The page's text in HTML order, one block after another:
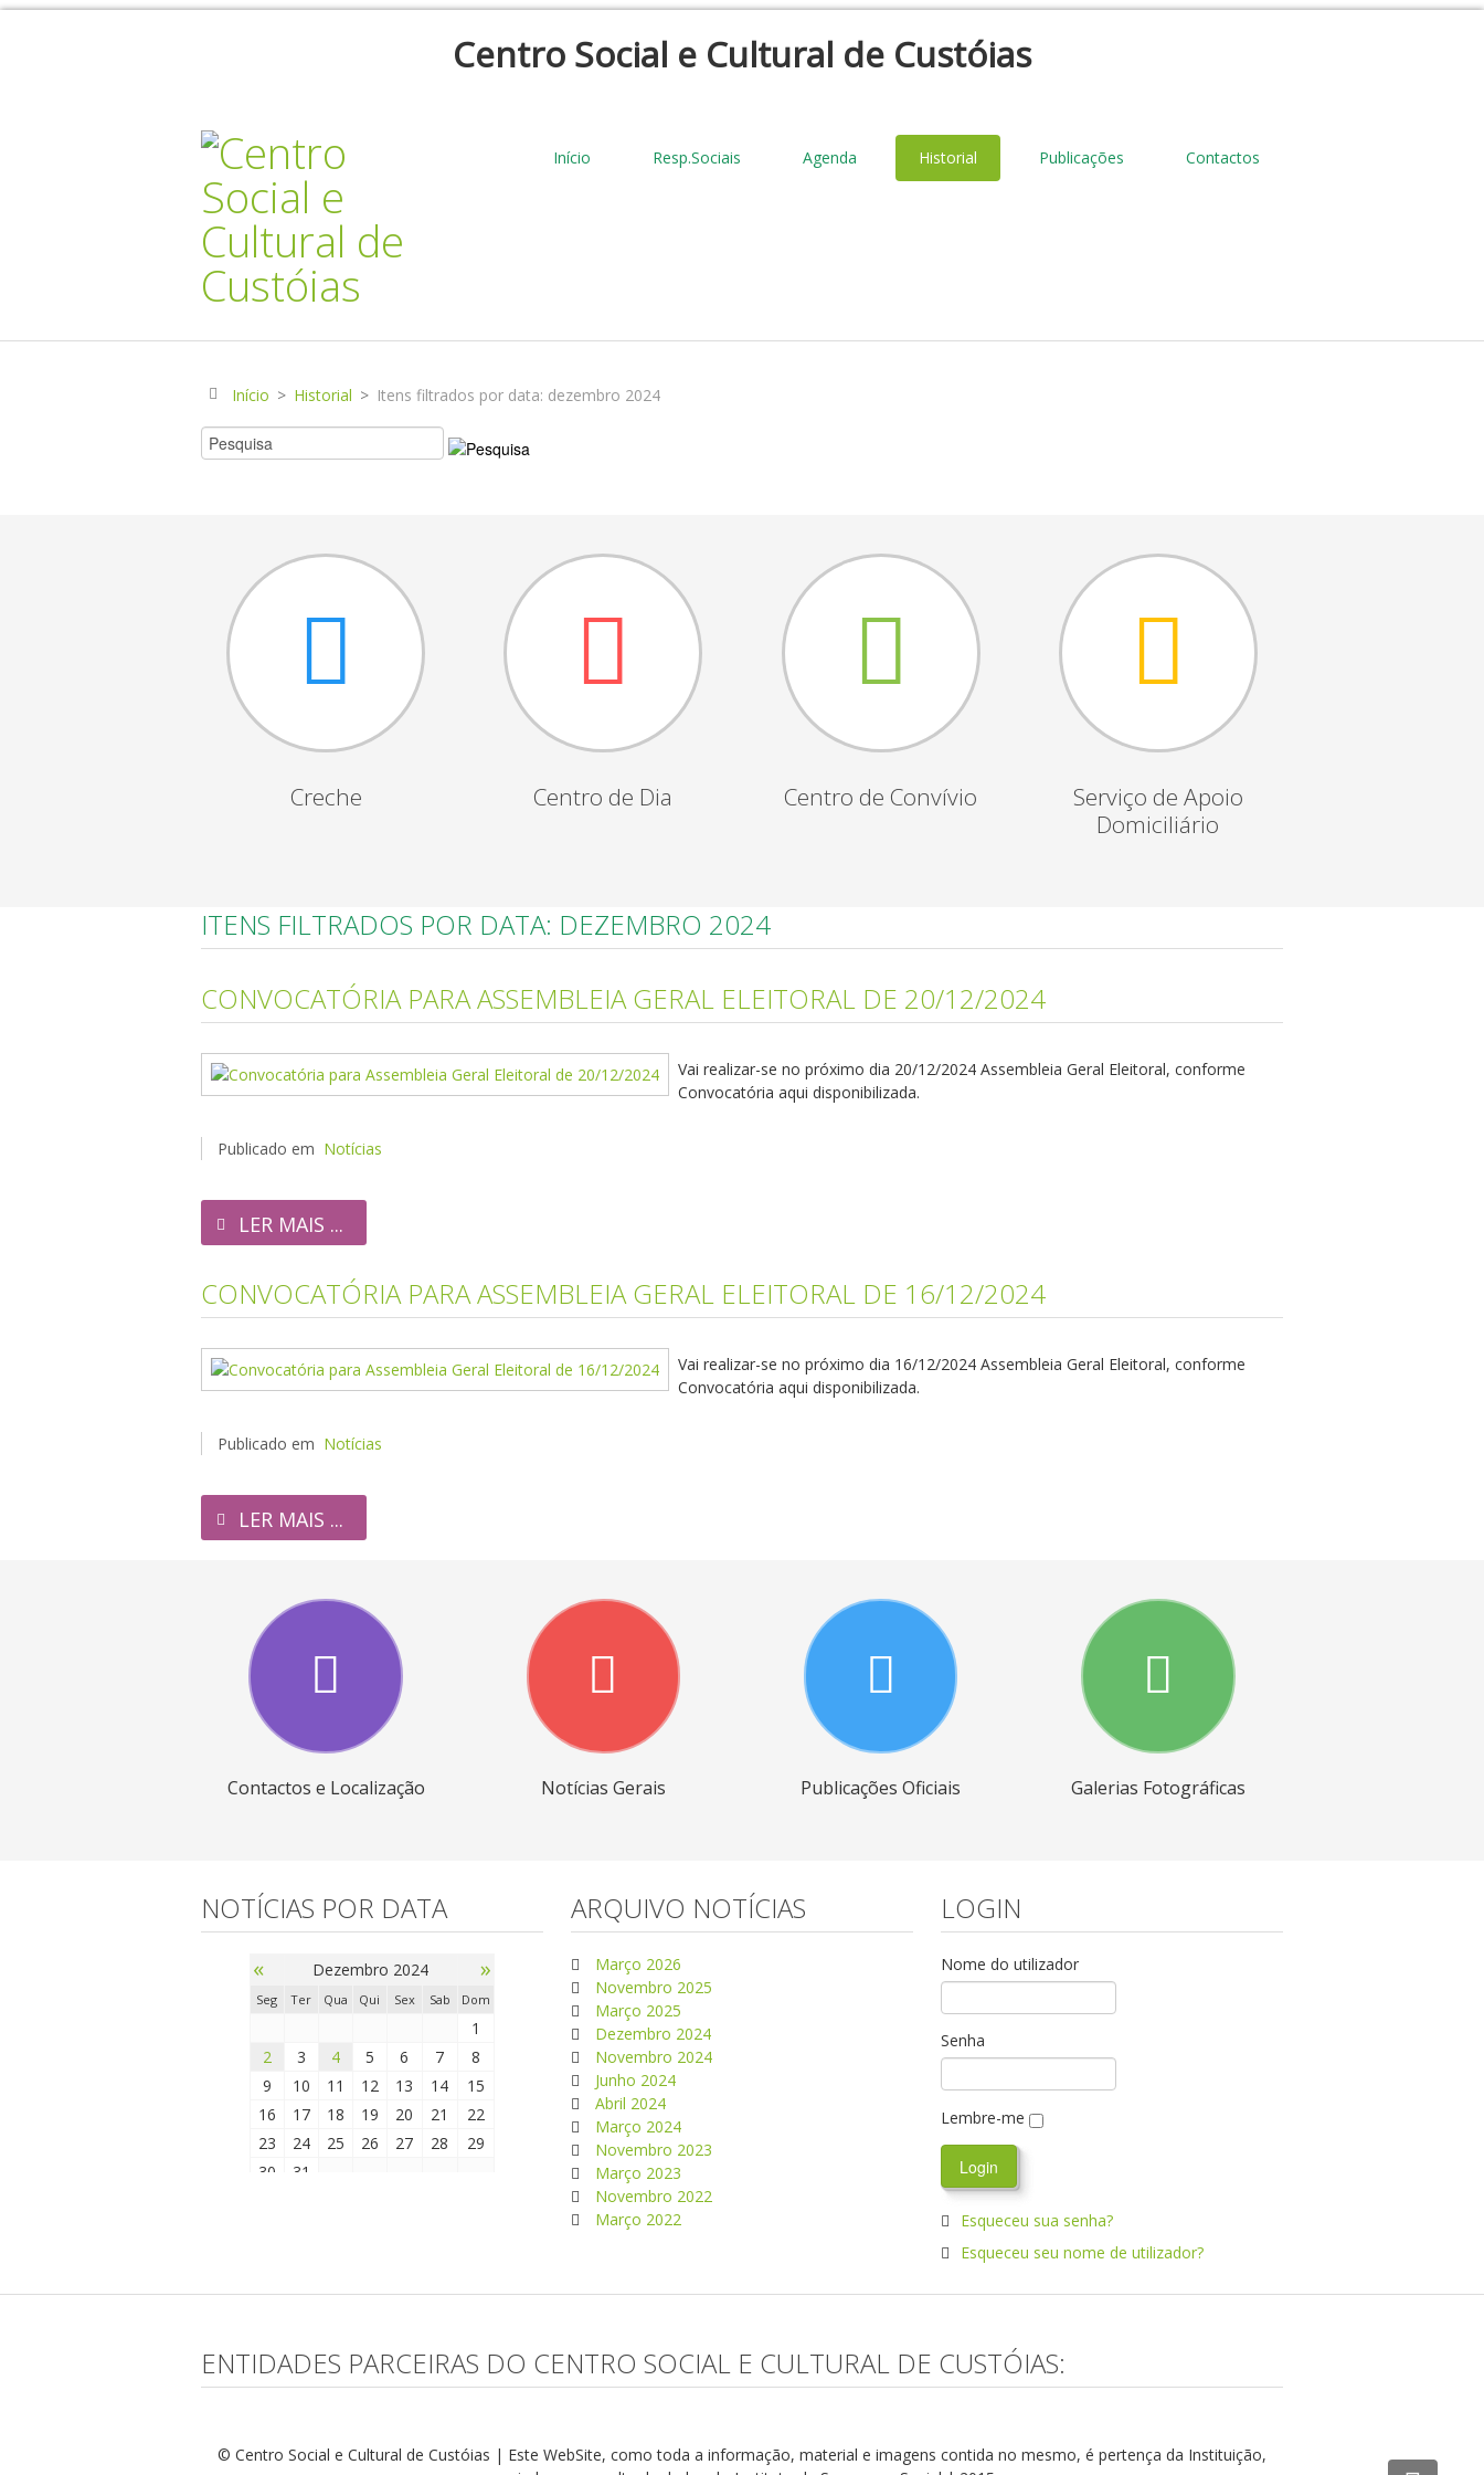
Centro Social e Cultural de Custóias
Início Resp.Sociais Agenda Historial Publicações Contactos
Início > Historial > Itens filtrados por data: dezembro 2024
Creche Centro de Dia Centro de Convívio
Serviço de Apoio
Domiciliário
ITENS FILTRADOS POR DATA: DEZEMBRO 2024
CONVOCATÓRIA PARA ASSEMBLEIA GERAL ELEITORAL DE 20/12/2024
Vai realizar-se no próximo dia 20/12/2024 Assembleia Geral Eleitoral, conforme
Convocatória aqui disponibilizada.
Publicado em Notícias
LER MAIS ...
CONVOCATÓRIA PARA ASSEMBLEIA GERAL ELEITORAL DE 16/12/2024
Vai realizar-se no próximo dia 16/12/2024 Assembleia Geral Eleitoral, conforme
Convocatória aqui disponibilizada.
Publicado em Notícias
LER MAIS ...
Contactos e Localização Notícias Gerais Publicações Oficiais Galerias Fotográficas
NOTÍCIAS POR DATA
« Dezembro 2024 »
Seg Ter Qua Qui Sex Sab Dom
1
2
3 4 5 6 7
8
9
10 11 12 13 14
15
16
17 18 19 20 21
22
23
24 25 26 27 28
29
30
31
ARQUIVO NOTÍCIAS
Março 2026
Novembro 2025
Março 2025
Dezembro 2024
Novembro 2024
Junho 2024
Abril 2024
Março 2024
Novembro 2023
Março 2023
Novembro 2022
Março 2022
LOGIN
Nome do utilizador
Senha
Lembre-me
Esqueceu sua senha?
Esqueceu seu nome de utilizador?
ENTIDADES PARCEIRAS DO CENTRO SOCIAL E CULTURAL DE CUSTÓIAS:
© Centro Social e Cultural de Custóias | Este WebSite, como toda a informação, material e imagens contida no mesmo, é pertença da Instituição,